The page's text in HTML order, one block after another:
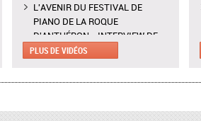
L'AVENIR DU FESTIVAL DE
PIANO DE LA ROQUE
D'ANTHÉRON - INTERVIEW DE
CLAIRE DÉSERT, CO-
MARTINA MEOLA REMPLACE AU
BUNIATISHVILI AU FESTIVAL DE
PLUS DE VIDÉOS